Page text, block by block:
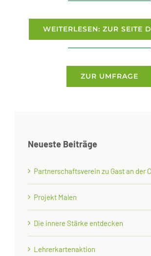
WEITERLESEN: ZUR SEITE
ZUR UMFRAGE
Neueste Beiträge
Partnerschaftsverein zu Gast an der
Projekt Malen
Die innere Stärke entdecken
Lehrerkartenaktion